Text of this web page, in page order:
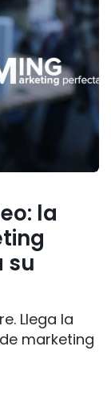
la
su
Llega la
marketing